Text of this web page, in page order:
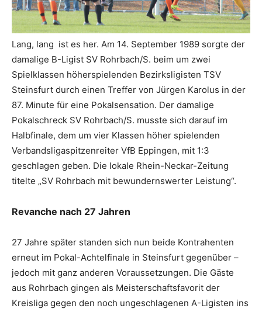
Lang, lang ist es her. Am 14. September 1989 sorgte der
damalige B-Ligist SV Rohrbach/S. beim um zwei
Spielklassen höherspielenden Bezirksligisten TSV
Steinsfurt durch einen Treffer von Jürgen Karolus in der
87. Minute für eine Pokalsensation. Der damalige
Pokalschreck SV Rohrbach/S. musste sich darauf im
Halbfinale, dem um vier Klassen höher spielenden
Verbandsligaspitzenreiter VfB Eppingen, mit 1:3
geschlagen geben. Die lokale Rhein-Neckar-Zeitung
titelte „SV Rohrbach mit bewundernswerter Leistung“.
Revanche nach 27 Jahren
27 Jahre später standen sich nun beide Kontrahenten
erneut im Pokal-Achtelfinale in Steinsfurt gegenüber –
jedoch mit ganz anderen Voraussetzungen. Die Gäste
aus Rohrbach gingen als Meisterschaftsfavorit der
Kreisliga gegen den noch ungeschlagenen A-Ligisten ins